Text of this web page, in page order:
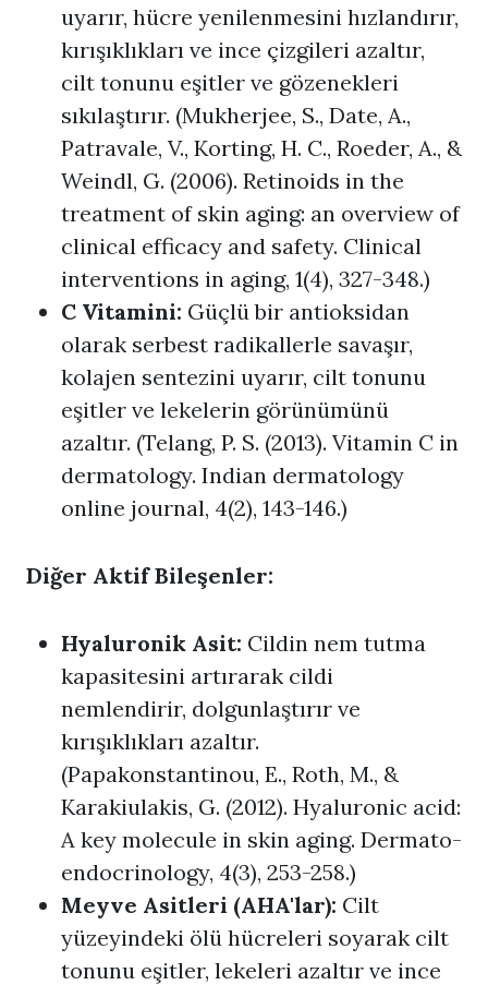
uyarır, hücre yenilenmesini hızlandırır,
kırışıklıkları ve ince çizgileri azaltır,
cilt tonunu eşitler ve gözenekleri
sıkılaştırır. (Mukherjee, S., Date, A.,
Patravale, V., Korting, H. C., Roeder, A., &
Weindl, G. (2006). Retinoids in the
treatment of skin aging: an overview of
clinical efficacy and safety. Clinical
interventions in aging, 1(4), 327-348.)
C Vitamini: Güçlü bir antioksidan
olarak serbest radikallerle savaşır,
kolajen sentezini uyarır, cilt tonunu
eşitler ve lekelerin görünümünü
azaltır. (Telang, P. S. (2013). Vitamin C in
dermatology. Indian dermatology
online journal, 4(2), 143-146.)
Diğer Aktif Bileşenler:
Hyaluronik Asit: Cildin nem tutma
kapasitesini artırarak cildi
nemlendirir, dolgunlaştırır ve
kırışıklıkları azaltır.
(Papakonstantinou, E., Roth, M., &
Karakiulakis, G. (2012). Hyaluronic acid:
A key molecule in skin aging. Dermato-
endocrinology, 4(3), 253-258.)
Meyve Asitleri (AHA'lar): Cilt
yüzeyindeki ölü hücreleri soyarak cilt
tonunu eşitler, lekeleri azaltır ve ince